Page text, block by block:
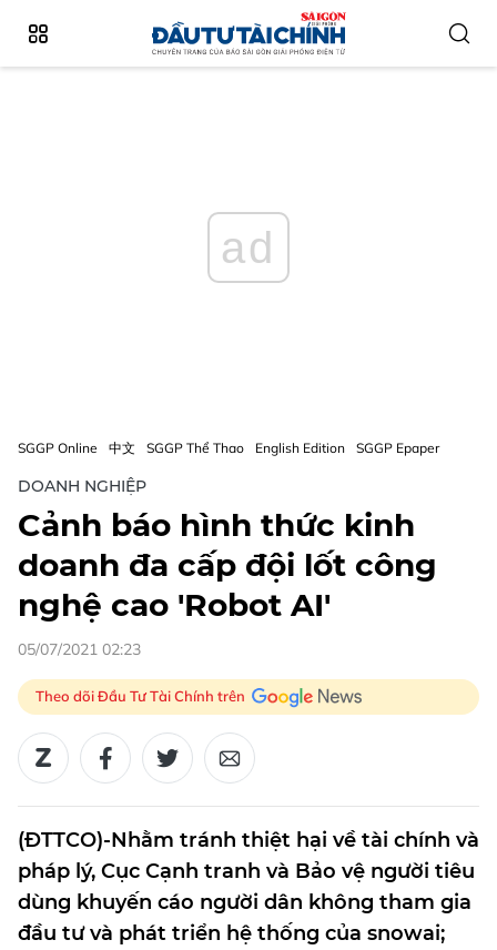
ad
SGGP Online 中文 SGGP Thể Thao English Edition SGGP Epaper
DOANH NGHIỆP
Cảnh báo hình thức kinh
doanh đa cấp đội lốt công
nghệ cao 'Robot AI'
05/07/2021 02:23
Theo dõi Đầu Tư Tài Chính trên
(ĐTTCO)-Nhằm tránh thiệt hại về tài chính và
pháp lý, Cục Cạnh tranh và Bảo vệ người tiêu
dùng khuyến cáo người dân không tham gia
đầu tư và phát triển hệ thống của snowai;